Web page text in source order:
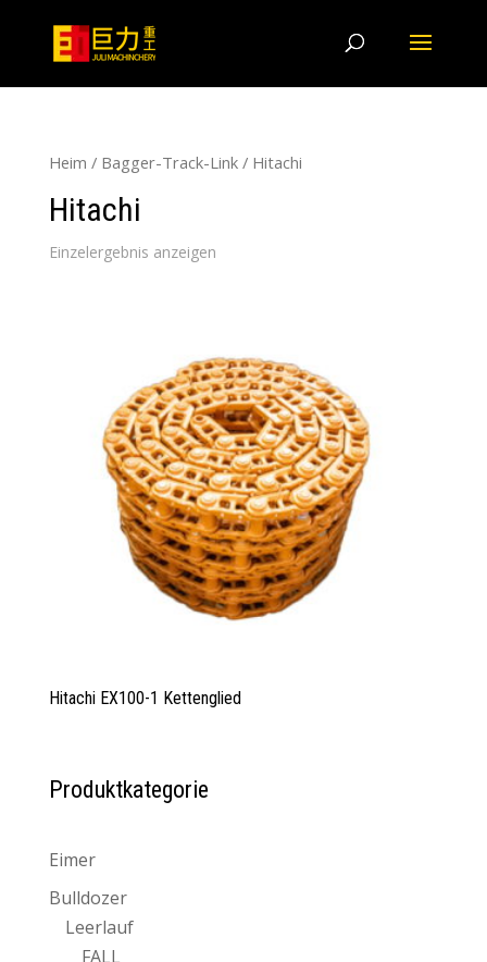
Heim / Bagger-Track-Link/ Hitachi
Hitachi
Einzelergebnis anzeigen
Hitachi EX100-1 Kettenglied
Produktkategorie
Eimer
Bulldozer
Leerlauf
FALL